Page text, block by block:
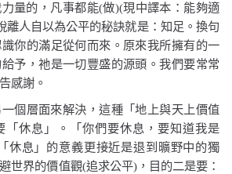
量的，凡事都能(做)(現中譯本：能夠適
離人自以為公平的秘訣就是：知足。換句
你的滿足從何而來。原來我所擁有的一
予，祂是一切豐盛的源頭。我們要常常
感謝。
個層面來解決，這種「地上與天上價值
「休息」。
「你們要休息，要知道我是
「休息」的意義更接近是退到曠野中的獨
世界的價值觀(追求公平)，目的二是要：